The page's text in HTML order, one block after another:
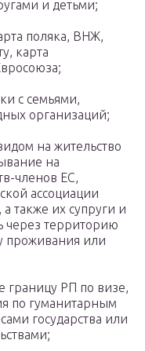
и детьми;
поляка, ВНЖ,
карта
с семьями,
организаций;
на жительство
на
членов ЕС,
ассоциации
также их супруги и
через территорию
проживания или
границу РП по визе,
по гуманитарным
государства или